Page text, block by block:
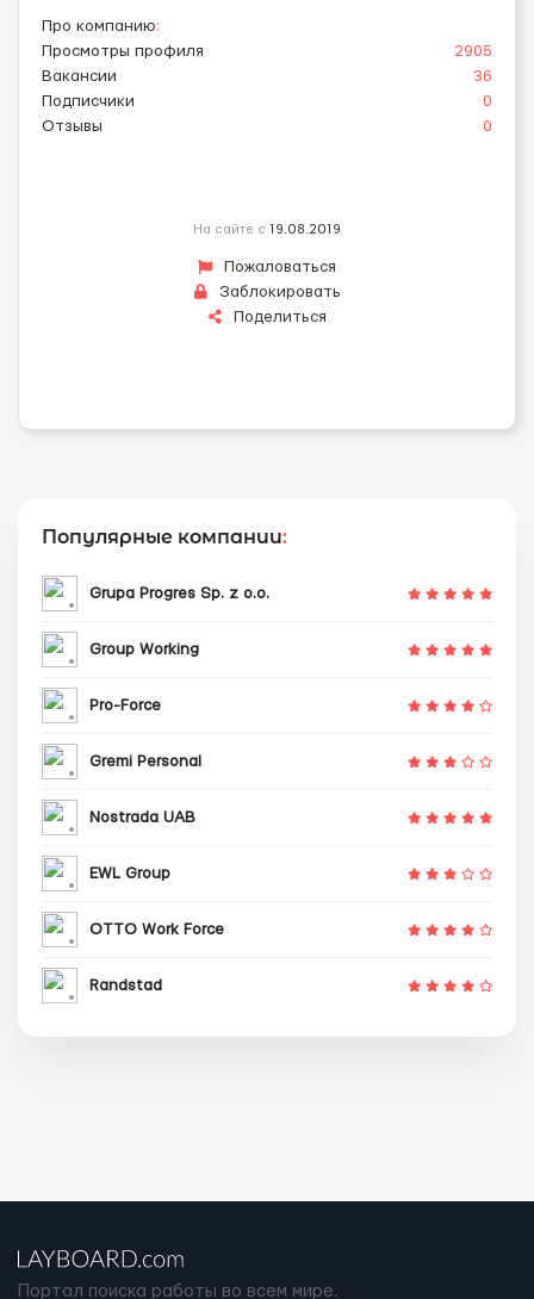
Про компанию:
Просмотры профиля
2905
Вакансии
36
Подписчики
0
Отзывы
0
На сайте с 19.08.2019
Пожаловаться
Заблокировать
Поделиться
Популярные компании:
Grupa Progres Sp. z o.o.
Group Working
Pro-Force
Gremi Personal
Nostrada UAB
EWL Group
OTTO Work Force
Randstad
Портал поиска работы во всем мире.